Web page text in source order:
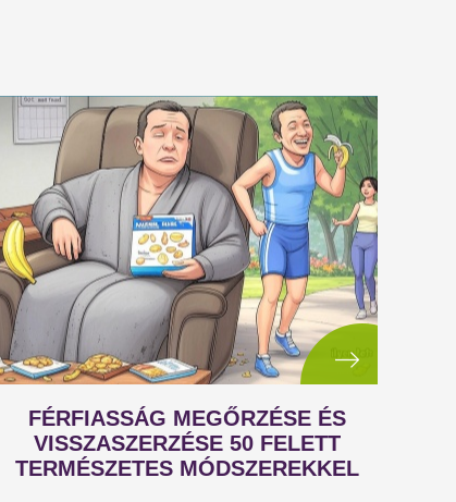
FÉRFIASSÁG MEGŐRZÉSE ÉS
VISSZASZERZÉSE 50 FELETT
TERMÉSZETES MÓDSZEREKKEL